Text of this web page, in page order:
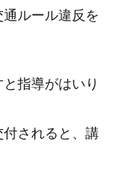
ルール違反を
指導がはいり
されると、講